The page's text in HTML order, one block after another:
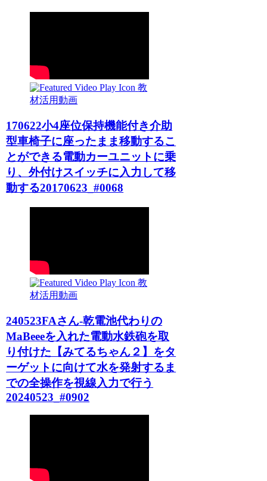
教
材活用動画
170622小4座位保持機能付き介助
型車椅子に座ったまま移動するこ
とができる電動カーユニットに乗
り、外付けスイッチに入力して移
動する20170623_#0068
教
材活用動画
240523FAさん-乾電池代わりの
MaBeeeを入れた電動水鉄砲を取
り付けた【みてるちゃん２】をタ
ーゲットに向けて水を発射するま
での全操作を視線入力で行う
20240523_#0902